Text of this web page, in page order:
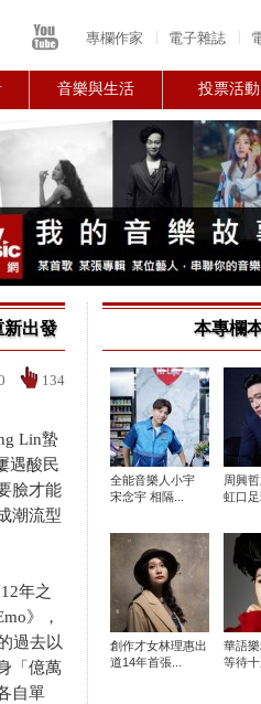
專欄作家 電子雜誌
音樂與生活 投票活動
新出發
134
Lin蟄
遇酸民
臉才能
潮流型
年之
》，
過去以
「億萬
自單
本專欄
全能音樂人小宇
宋念宇 相隔...
周興
虹口足
創作才女林理惠出
道14年首張...
華語
等待十